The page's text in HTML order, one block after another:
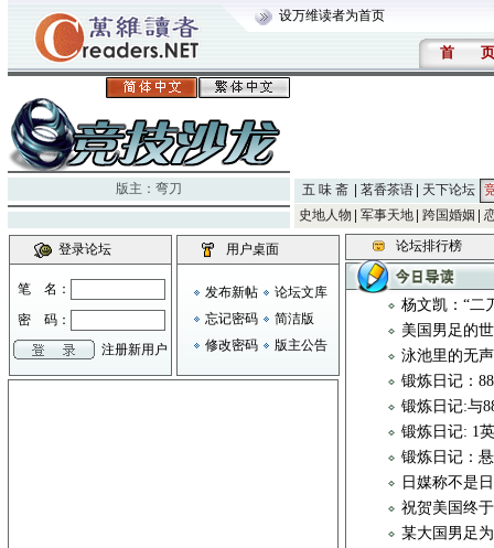
设万维读者为首页
首 页
版主： 弯刀 五 味 斋 茗香茶语 天下论坛
史地人物
军事天地 跨国婚姻
登录论坛
笔 名：
密 码：
注册新用户
用户桌面
发布新帖
论坛文库
忘记密码
简洁版
修改密码
版主公告
论坛排行榜
杨文凯：“二
美国男足的
泳池里的无
锻炼日记：
锻炼日记:与
锻炼日记: 1
锻炼日记：
日媒称不是
祝贺美国终
某大国男足